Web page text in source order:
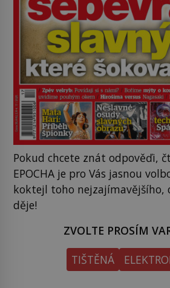
Pokud chcete znát odpověďi,
EPOCHA je pro Vás jasnou
koktejl toho nejzajímavějšího,
děje!
ZVOLTE PROSÍM
TIŠTĚNÁ